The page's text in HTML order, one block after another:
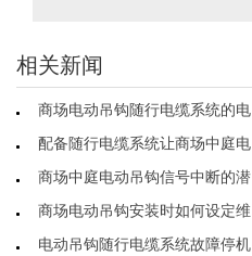
相关新闻
商场电动吊钩随行电缆系统的电
配备随行电缆系统让商场中庭电
商场中庭电动吊钩信号中断的潜
商场电动吊钩安装时如何设定维
电动吊钩随行电缆系统故障停机